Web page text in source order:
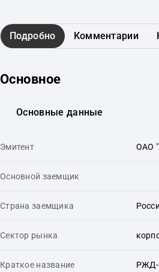
Подробно Комментарии
Основное
Основные данные
Эмитент ОАО
Основной заемщик
Страна заемщика
Сектор рынка
Краткое название РЖД-